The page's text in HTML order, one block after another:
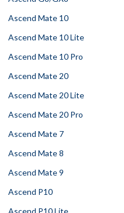
Ascend Mate 10
Ascend Mate 10 Lite
Ascend Mate 10 Pro
Ascend Mate 20
Ascend Mate 20 Lite
Ascend Mate 20 Pro
Ascend Mate 7
Ascend Mate 8
Ascend Mate 9
Ascend P10
Ascend P10 Lite